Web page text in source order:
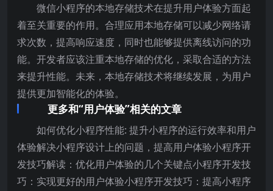
微信小程序的本地存储技术在提升用户体验方面起
着至关重要的作用。合理应用本地存储可以减少网络请
求次数，提高响应速度，同时也能够提供离线访问的功
能。开发者应该注重本地存储的优化，采取合适的方法
来提升性能。未来，本地存储技术将继续发展，为用户
提供更加智能化的体验。
更多和“用户体验”相关的文章
如何优化小程序性能: 提升小程序的运行效率和用户
体验解决小程序设计上的问题，提高用户体验小程序开
发技巧解读：优化用户体验的几个关键点小程序开发技
巧：实现更好的用户体验小程序开发技巧：提高小程序